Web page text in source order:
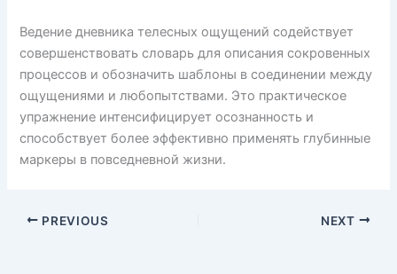
Ведение дневника телесных ощущений содействует
совершенствовать словарь для описания сокровенных
процессов и обозначить шаблоны в соединении между
ощущениями и любопытствами. Это практическое
упражнение интенсифицирует осознанность и
способствует более эффективно применять глубинные
маркеры в повседневной жизни.
PREVIOUS NEXT